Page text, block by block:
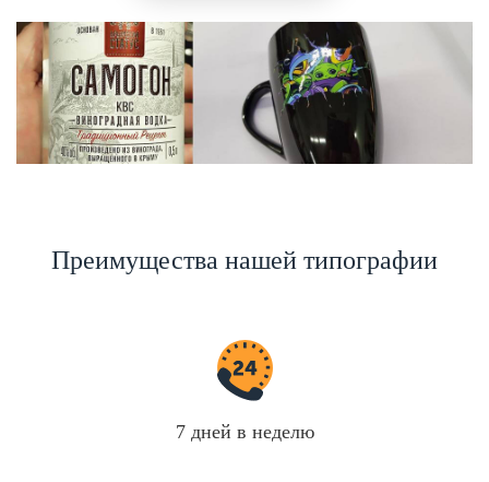
Преимущества нашей типографии
7 дней в неделю